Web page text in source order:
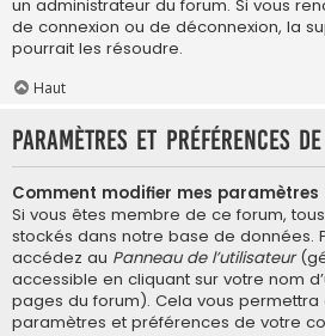
un administrateur du forum. Si vous
de connexion ou de déconnexion, la
pourrait les résoudre.
Haut
Paramètres et préférences
Comment modifier mes paramètres
Si vous êtes membre de ce forum,
stockés dans notre base de données.
accédez au Panneau de l’utilisateur
accessible en cliquant sur votre nom
pages du forum). Cela vous
paramètres et préférences de votre